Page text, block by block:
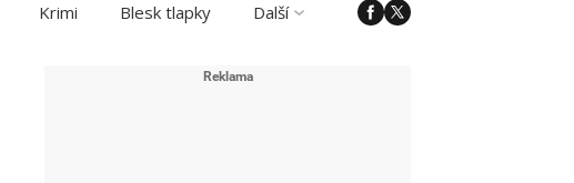
Krimi Blesk tlapky Další